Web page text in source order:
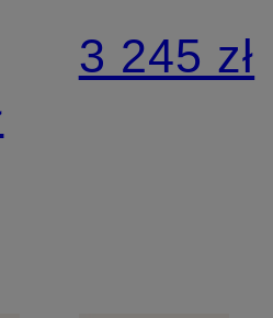
z lnem i
falbanami
3 245 zł